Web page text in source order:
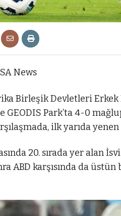
News
Birleşik Devletleri Erkek
GEODIS Park’ta 4-0
ilk yarıda yenen
20. sırada yer alan
ABD karşısında da